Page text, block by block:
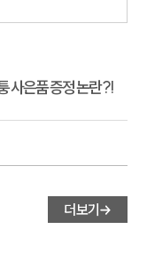
사은품 증정 논란?!
더보기